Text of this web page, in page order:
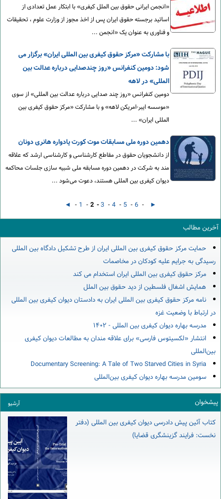
«انجمن ایرانی حقوق بین الملل کیفری» با ابتکار عمل تعدادی از
اساتید برجسته حقوق ایران پس از اخذ مجوز از وزارت علوم ، تحقیقات
و فناوری به عنوان یک «انجمن ...
با مشارکت «مرکز حقوق کیفری بین المللی ایران» برگزار می
شود: دومین کنفرانس «روز چندصدایی درباره عدالت بین
المللی» در لاهه
دومین کنفرانس «روز چند صدایی درباره عدالت بین المللی» از سوی
«موسسه ایبر-امریکن لاهه» و با مشارکت «مرکز حقوق کیفری بین
المللی ایران» ...
دهمین دوره ملی مسابقات موت کورت یادواره هانری دونان
از دانشجویان حقوق در مقاطع کارشناسی و کارشناسی ارشد که علاقه
مند به شرکت در دهمین دوره مسابقه ملی شبیه سازی جلسات محاکمه
دیوان کیفری بین المللی هستند، دعوت می‌شود ...
◄ - 1 -2 -3 -4 - 5 -6 - ►
آخرین مطالب
حمایت مرکز حقوق کیفری بین المللی ایران از طرح تشکیل دادگاه بین المللی
رسیدگی به جرایم علیه کودکان در مخاصمات
مرکز حقوق کیفری بین المللی ایران استخدام می کند
همایش اشغال فلسطین از دید حقوق بین الملل
نامه مرکز حقوق کیفری بین المللی ایران به دادستان دیوان کیفری بین المللی
در ارتباط با وضعیت غزه
مدرسه بهاره دیوان کیفری بین المللی - ۱۴۰۲
انتشار «لکسیتوس فارسی» برای علاقه مندان به مطالعات دیوان کیفری
بین‌المللی
Documentary Screening: A Tale of Two Starved Cities in Syria
سومین مدرسه بهاره دیوان کیفری بین‌المللی
پیشخوان آرشیو
کتاب آئین پیش دادرسی دیوان کیفری بین المللی (دفتر
نخست: فرایند گزینشگری قضایا)